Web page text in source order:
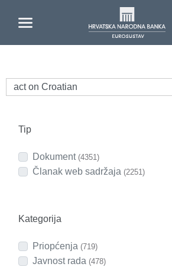
Tip
Dokument (4351)
Članak web sadržaja (2251)
Kategorija
Priopćenja (719)
Javnost rada (478)